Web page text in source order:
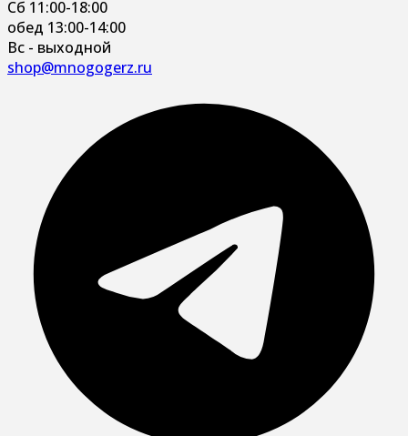
Сб 11:00-18:00
обед 13:00-14:00
Вс - выходной
shop@mnogogerz.ru